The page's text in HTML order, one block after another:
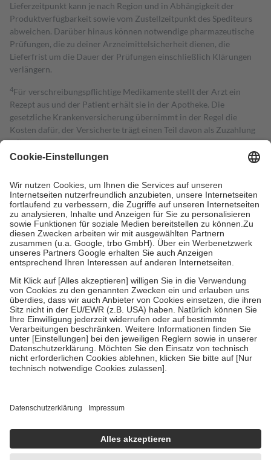
Lieferzeitpunkt kann je nach Region und in Abhängigkeit der
Produktverfügbarkeit sowie vom Zustellzeitpunkt des Spediteurs
abweichen. Darüber hinaus können notwendige pharmazeutische
Prüfungen, die zu deiner Arzneimittelsicherheit dienen, die
Lieferfrist um die Dauer der Prüfungen einschließlich Klärungen
verlängern.
4Für verschreibungspflichtige Medikamente stellt der Arzt ein
Rezept aus und der Patient erhält sie in der Apotheke. Die
gesetzliche Krankenversicherung übernimmt in der Regel die
Kosten dafür, der Versicherte trägt einen Teil davon als Zuzahlung
mit.
Grundsätzlich leisten Mitglieder Zuzahlungen in Höhe von zehn
höchstens zehn Euro.
Es sind jedoch nie mehr als die tatsächlichen
Kosten der Leistung zu entrichten.
Diese Regeln gelten grundsätzlich auch für Online-Apotheken.
Bei Heilmitteln und häuslicher Krankenpflege beträgt die
Zuzahlung zehn Prozent der Kosten sowie zehn Euro je
Verordnung.
Um das Engagement der Versicherten für ihre eigene Gesundheit zu
stärken und die besondere Stellung der Familie zu unterstützen,
fallenkeine Zuzahlungenan bei:
• Kindern und Jugendlichen bis zum vollendeten 18. Lebensjahr
mit Ausnahme der Fahrkosten
• Untersuchungen zur Vorsorge und Früherkennung, die von der
GKV getragen werden
• empfohlenen Schutzimpfungen
• Harn- und Blutteststreifen
getroffen, um sicherzustellen, dass es sich um echte Bewertungen
https://help.etrusted.com/hc/de/articles/4419944605341
Einige Bilder und Inhalte wurden unter Zuhilfenahme künstlicher